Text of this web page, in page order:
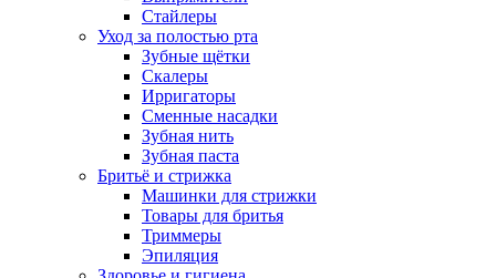
Стайлеры
Уход за полостью рта
Зубные щётки
Скалеры
Ирригаторы
Сменные насадки
Зубная нить
Зубная паста
Бритьё и стрижка
Машинки для стрижки
Товары для бритья
Триммеры
Эпиляция